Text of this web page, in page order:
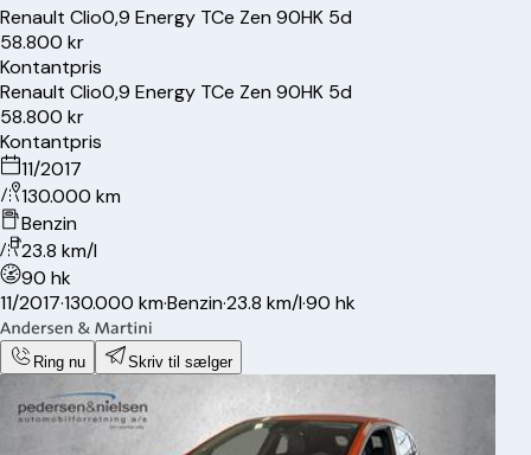
Renault Clio0,9 Energy TCe Zen 90HK 5d
58.800 kr
Kontantpris
Renault Clio0,9 Energy TCe Zen 90HK 5d
58.800 kr
Kontantpris
11/2017
130.000 km
Benzin
23.8 km/l
90 hk
11/2017·130.000 km·Benzin·23.8 km/l·90 hk
Ring nu Skriv til sælger